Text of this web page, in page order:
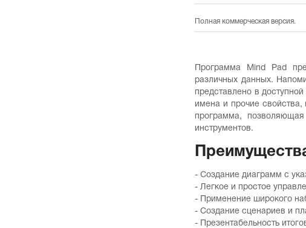
Полная коммерческая версия.
Программа Mind Pad
различных данных.
представлено в
имена и прочие
программа,
инструментов.
- Создание диаграмм с
- Легкое и простое
- Применение широкого
- Создание сценариев и
- Презентабельность